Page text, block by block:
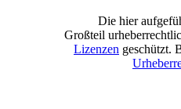
Die hier
Großteil
Lizenzen geschützt.